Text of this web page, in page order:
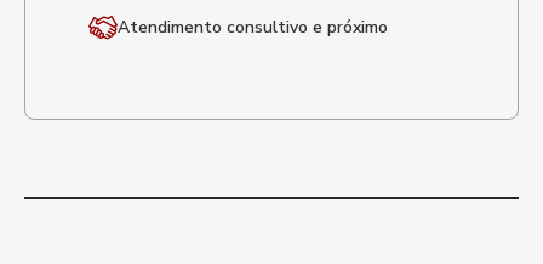
Atendimento consultivo e próximo